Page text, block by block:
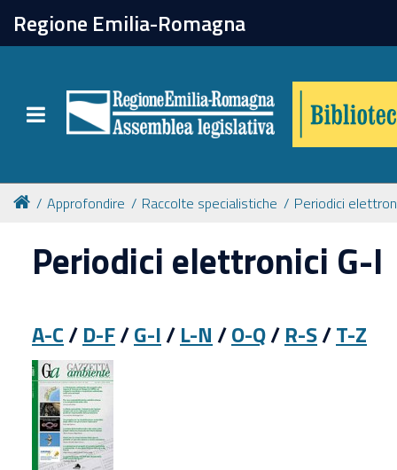
Regione Emilia-Romagna
Toggle navigation
chiudi
Catalogo online
Collezioni
Per approfondire
Prenotazione spazi
Approfondire Raccolte specialistiche Periodici
Periodici elettronici G-I
A-C/D-F/G-I/L-N /O-Q/R-S/T-Z